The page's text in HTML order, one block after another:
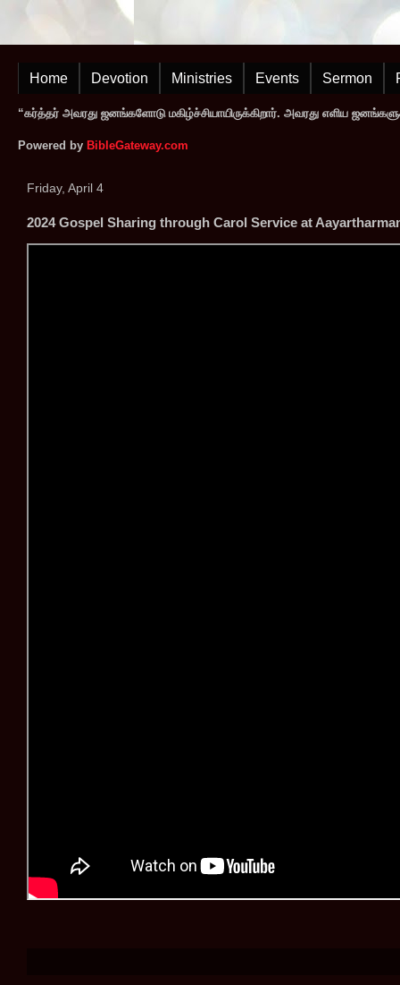
Home Devotion Ministries Events Sermon
“கர்த்தர் அவரது ஜனங்களோடு மகிழ்ச்சியாயிருக்கிறார். அவரது எளிய
Powered by BibleGateway.com
Friday, April 4
2024 Gospel Sharing through Carol Service at